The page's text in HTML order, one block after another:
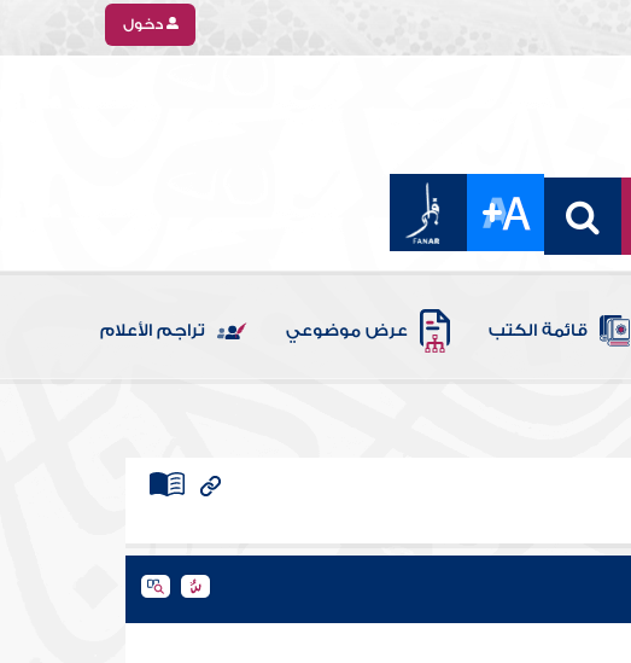
دخول
قائمة الكتب عرض موضوعي تراجم الأعلام